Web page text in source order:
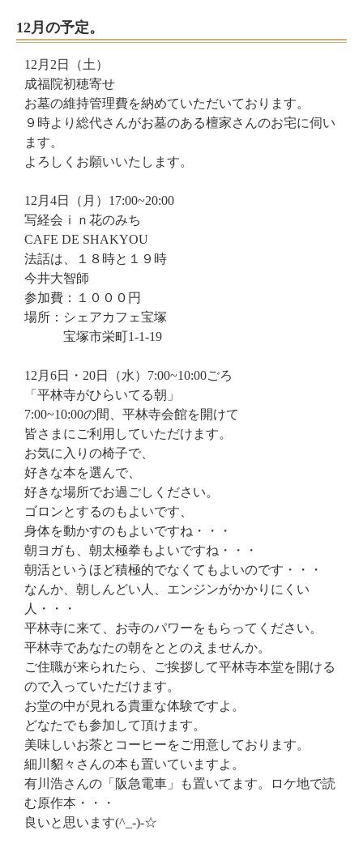
12月の予定。
12月2日（土）
成福院初穂寄せ
お墓の維持管理費を納めていただいております。
９時より総代さんがお墓のある檀家さんのお宅に伺い
ます。
よろしくお願いいたします。
12月4日（月）17:00~20:00
写経会ｉｎ花のみち
CAFE DE SHAKYOU
法話は、１８時と１９時
今井大智師
参加費：１０００円
場所：シェアカフェ宝塚
宝塚市栄町1-1-19
12月6日・20日（水）7:00~10:00ごろ
「平林寺がひらいてる朝」
7:00~10:00の間、平林寺会館を開けて
皆さまにご利用していただけます。
お気に入りの椅子で、
好きな本を選んで、
好きな場所でお過ごしください。
ゴロンとするのもよいです、
身体を動かすのもよいですね・・・
朝ヨガも、朝太極拳もよいですね・・・
朝活というほど積極的でなくてもよいのです・・・
なんか、朝しんどい人、エンジンがかかりにくい
人・・・
平林寺に来て、お寺のパワーをもらってください。
平林寺であなたの朝をととのえませんか。
ご住職が来られたら、ご挨拶して平林寺本堂を開ける
ので入っていただけます。
お堂の中が見れる貴重な体験ですよ。
どなたでも参加して頂けます。
美味しいお茶とコーヒーをご用意しております。
細川貂々さんの本も置いていますよ。
有川浩さんの「阪急電車」も置いてます。ロケ地で読
む原作本・・・
良いと思います(^_-)-☆